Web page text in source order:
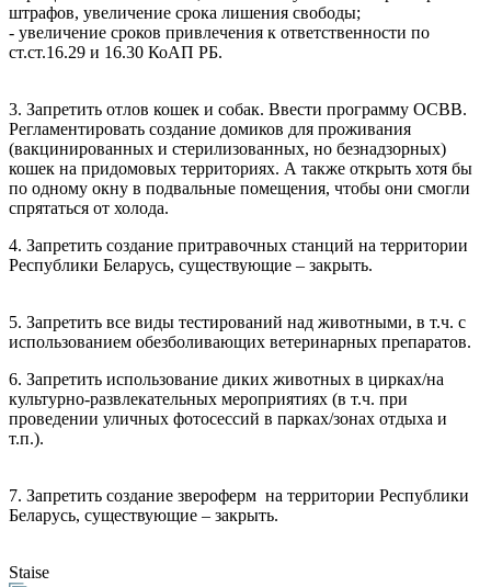
штрафов, увеличение срока лишения свободы;
- увеличение сроков привлечения к ответственности по
ст.ст.16.29 и 16.30 КоАП РБ.
3. Запретить отлов кошек и собак. Ввести программу ОСВВ.
Регламентировать создание домиков для проживания
(вакцинированных и стерилизованных, но безнадзорных)
кошек на придомовых территориях. А также открыть хотя бы
по одному окну в подвальные помещения, чтобы они смогли
спрятаться от холода.
4. Запретить создание притравочных станций на территории
Республики Беларусь, существующие – закрыть.
5. Запретить все виды тестирований над животными, в т.ч. с
использованием обезболивающих ветеринарных препаратов.
6. Запретить использование диких животных в цирках/на
культурно-развлекательных мероприятиях (в т.ч. при
проведении уличных фотосессий в парках/зонах отдыха и
т.п.).
7. Запретить создание звероферм на территории Республики
Беларусь, существующие – закрыть.
Staise